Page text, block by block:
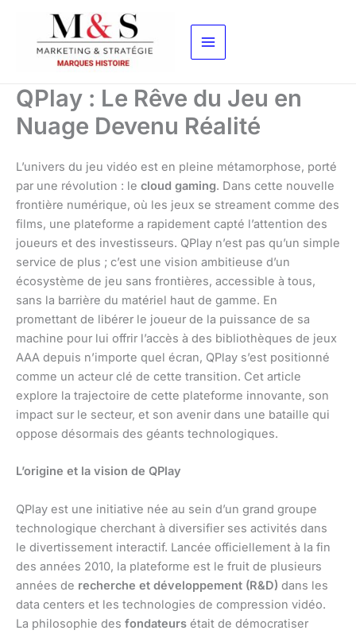
contenu
QPlay : Le Rêve du Jeu en
Nuage Devenu Réalité
L’univers du jeu vidéo est en pleine métamorphose, porté
par une révolution : le cloud gaming. Dans cette nouvelle
frontière numérique, où les jeux se streament comme des
films, une plateforme a rapidement capté l’attention des
joueurs et des investisseurs. QPlay n’est pas qu’un simple
service de plus ; c’est une vision ambitieuse d’un
écosystème de jeu sans frontières, accessible à tous,
sans la barrière du matériel haut de gamme. En
promettant de libérer le joueur de la puissance de sa
machine pour lui offrir l’accès à des bibliothèques de jeux
AAA depuis n’importe quel écran, QPlay s’est positionné
comme un acteur clé de cette transition. Cet article
explore la trajectoire de cette plateforme innovante, son
impact sur le secteur, et son avenir dans une bataille qui
oppose désormais des géants technologiques.
L’origine et la vision de QPlay
QPlay est une initiative née au sein d’un grand groupe
technologique cherchant à diversifier ses activités dans
le divertissement interactif. Lancée officiellement à la fin
des années 2010, la plateforme est le fruit de plusieurs
années de recherche et développement (R&D) dans les
data centers et les technologies de compression vidéo.
La philosophie des fondateurs était de démocratiser